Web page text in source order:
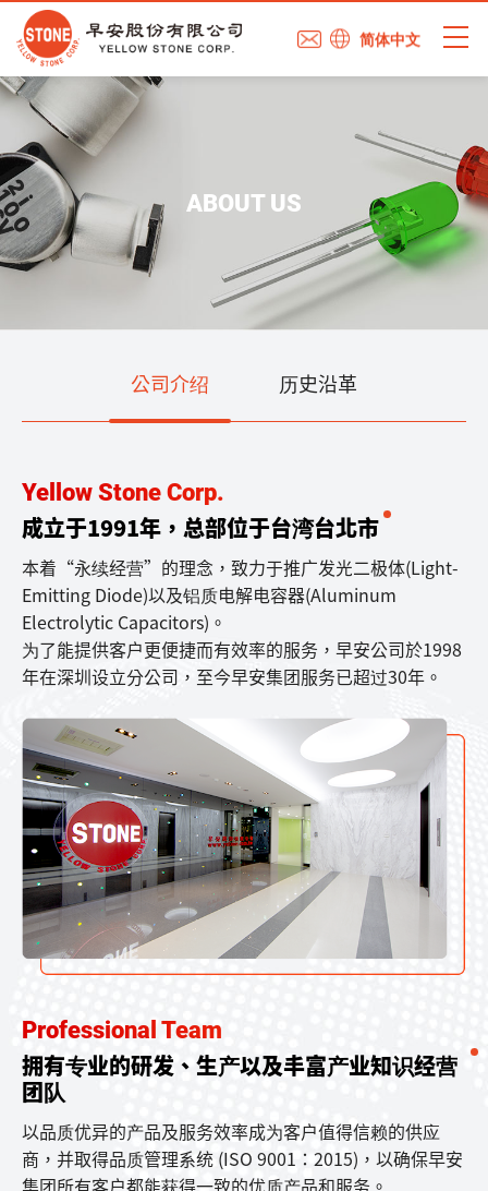
简体中文
ABOUT US
公司介绍 历史沿革
Yellow Stone Corp.
成立于1991年，总部位于台湾台北市
本着“永续经营”的理念，致力于推广发光二极体(Light-
Emitting Diode)以及铝质电解电容器(Aluminum
Electrolytic Capacitors)。
为了能提供客户更便捷而有效率的服务，早安公司於1998
年在深圳设立分公司，至今早安集团服务已超过30年。
Professional Team
拥有专业的研发、生产以及丰富产业知识经营
团队
以品质优异的产品及服务效率成为客户值得信赖的供应
商，并取得品质管理系统 (ISO 9001：2015)，以确保早安